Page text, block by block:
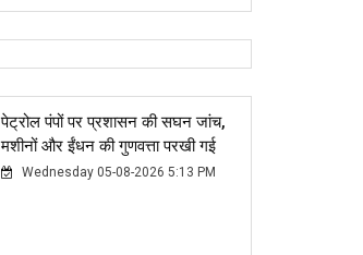
पेट्रोल पंपों पर प्रशासन की सघन जांच,
मशीनों और ईंधन की गुणवत्ता परखी गई
Wednesday 05-08-2026 5:13 PM